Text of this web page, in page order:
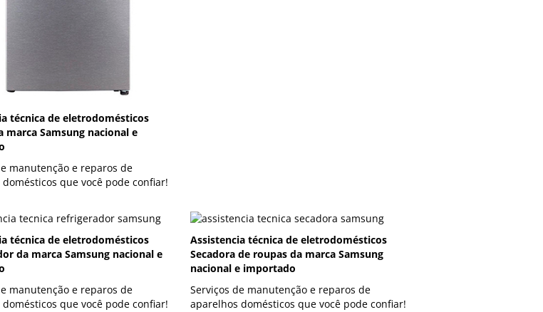
técnica de eletrodomésticos
marca Samsung nacional e
manutenção e reparos de
que você pode confiar!
técnica de eletrodomésticos
da marca Samsung nacional e
manutenção e reparos de
que você pode confiar!
Assistencia técnica de eletrodomésticos
Secadora de roupas da marca Samsung
nacional e importado
Serviços de manutenção e reparos de
aparelhos domésticos que você pode confiar!